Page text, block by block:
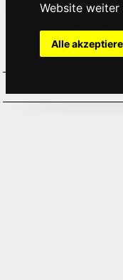
Website
Alle